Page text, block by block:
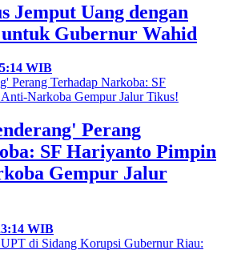
Jemput Uang dengan
Gubernur Wahid
WIB
Perang
SF Hariyanto Pimpin
Gempur Jalur
WIB